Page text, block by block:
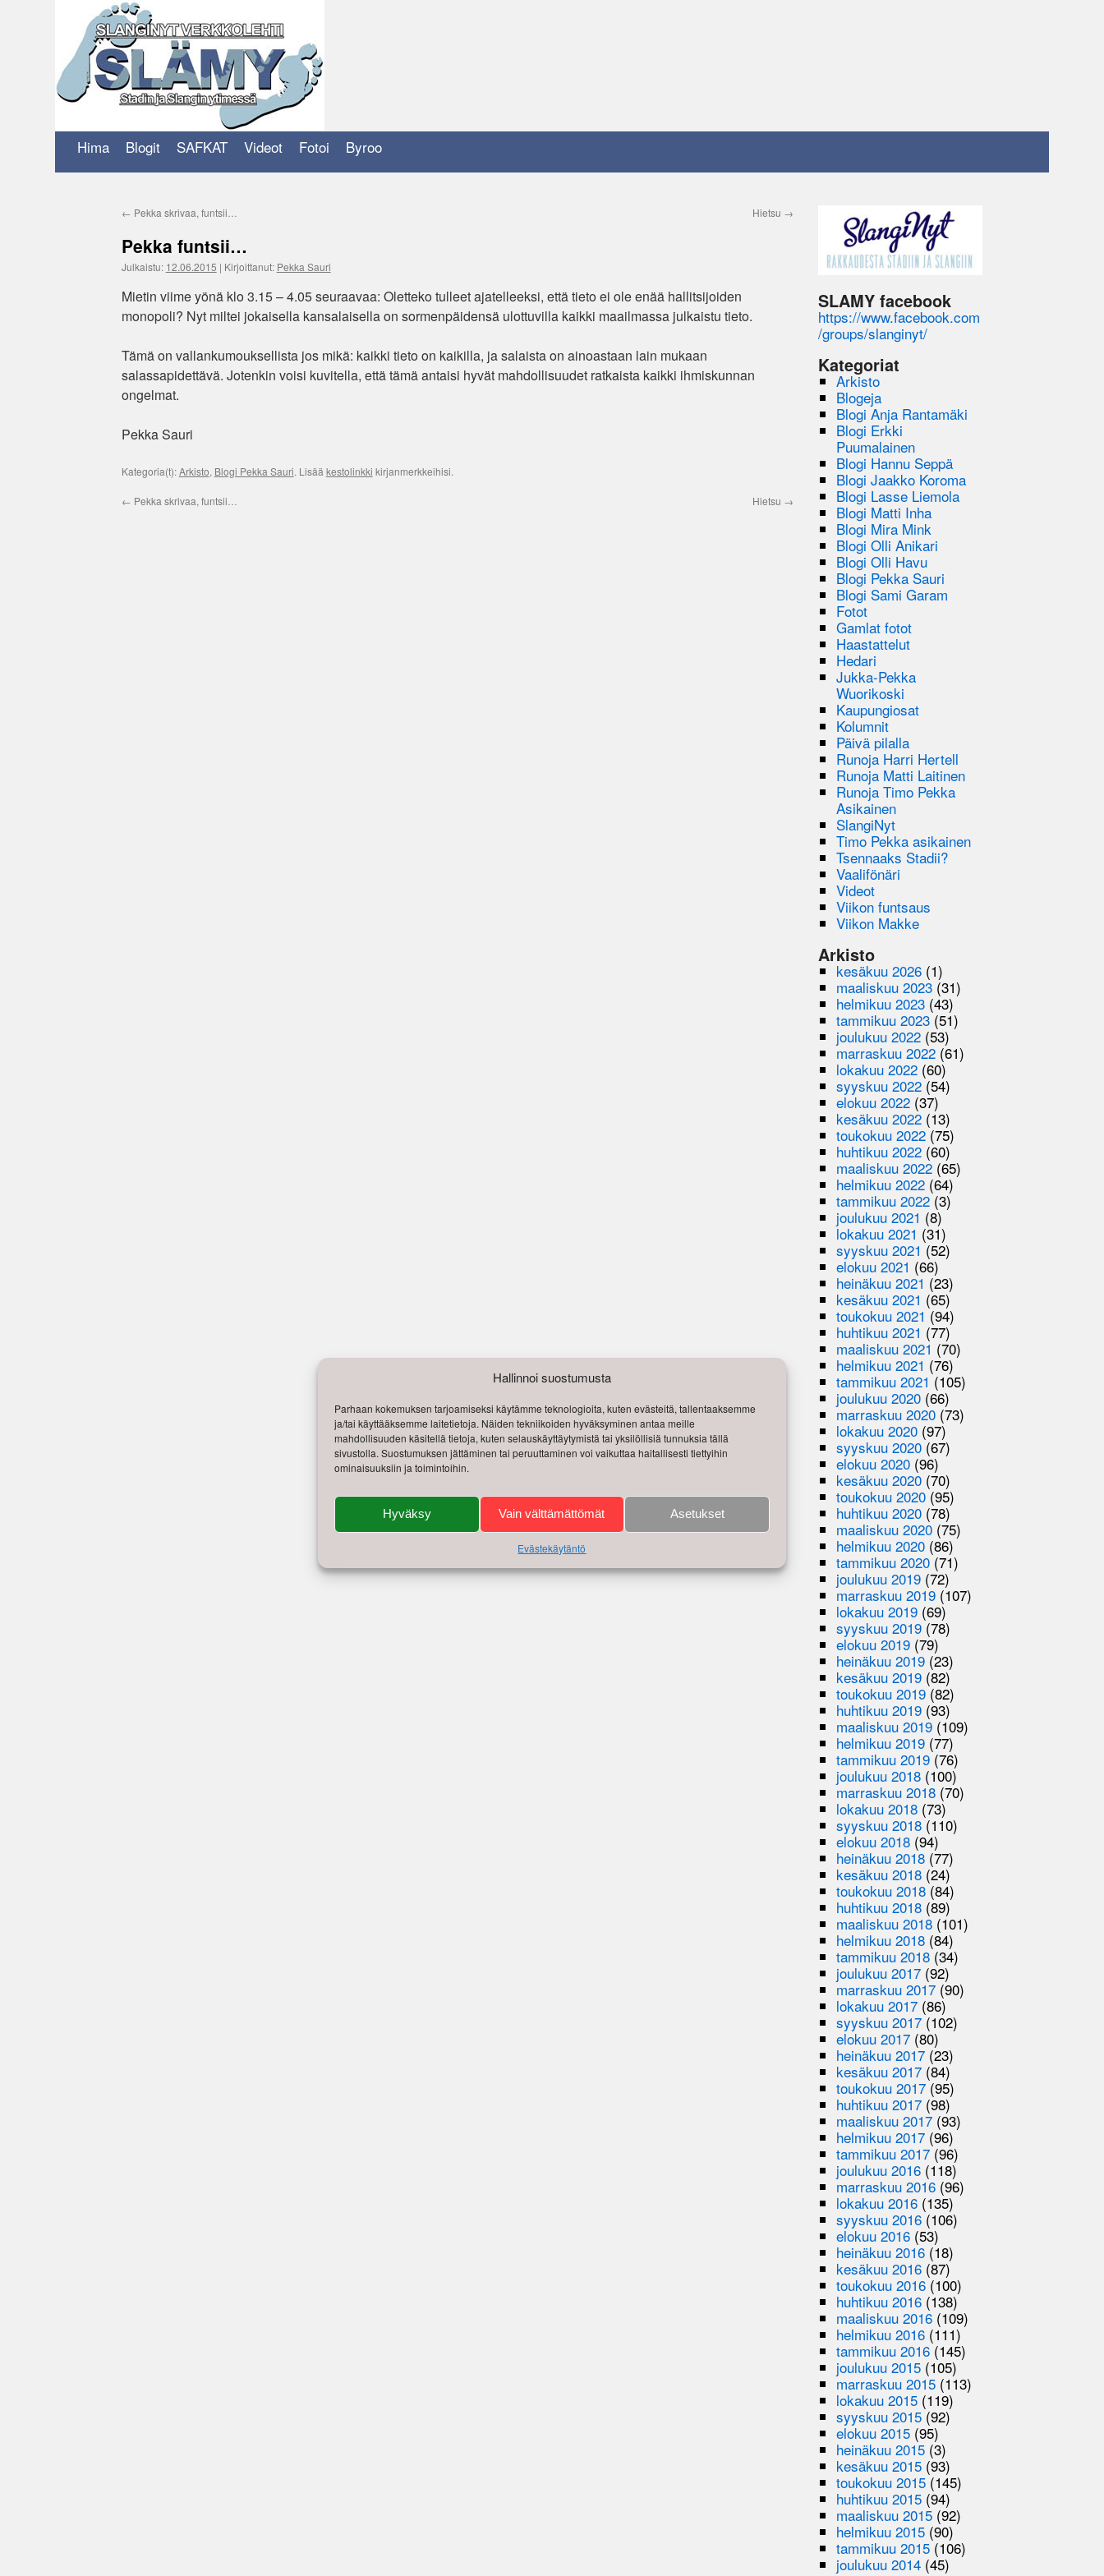
Hallinnoi suostumusta
Parhaan kokemuksen tarjoamiseksi käytämme teknologioita, kuten evästeitä, tallentaaksemme
ja/tai käyttääksemme laitetietoja. Näiden tekniikoiden hyväksyminen antaa meille
mahdollisuuden käsitellä tietoja, kuten selauskäyttäytymistä tai yksilöllisiä tunnuksia tällä
sivustolla. Suostumuksen jättäminen tai peruuttaminen voi vaikuttaa haitallisesti tiettyihin
ominaisuuksiin ja toimintoihin.
Hyväksy Vain välttämättömät Asetukset
Evästekäytäntö
Hima Blogit SAFKAT Videot Fotoi Byroo
← Pekka skrivaa, funtsii… Hietsu →
Pekka funtsii…
Julkaistu: 12.06.2015 | Kirjoittanut: Pekka Sauri
Mietin viime yönä klo 3.15 – 4.05 seuraavaa: Oletteko tulleet ajatelleeksi, että tieto ei ole enää hallitsijoiden
monopoli? Nyt miltei jokaisella kansalaisella on sormenpäidensä ulottuvilla kaikki maailmassa julkaistu tieto.
Tämä on vallankumouksellista jos mikä: kaikki tieto on kaikilla, ja salaista on ainoastaan lain mukaan
salassapidettävä. Jotenkin voisi kuvitella, että tämä antaisi hyvät mahdollisuudet ratkaista kaikki ihmiskunnan
ongelmat.
Pekka Sauri
Kategoria(t):Arkisto, Blogi Pekka Sauri. Lisää kestolinkki kirjanmerkkeihisi.
← Pekka skrivaa, funtsii… Hietsu →
SLAMY facebook
https://www.facebook.com
/groups/slanginyt/
Kategoriat
Arkisto
Blogeja
Blogi Anja Rantamäki
Blogi Erkki
Puumalainen
Blogi Hannu Seppä
Blogi Jaakko Koroma
Blogi Lasse Liemola
Blogi Matti Inha
Blogi Mira Mink
Blogi Olli Anikari
Blogi Olli Havu
Blogi Pekka Sauri
Blogi Sami Garam
Fotot
Gamlat fotot
Haastattelut
Hedari
Jukka-Pekka
Wuorikoski
Kaupungiosat
Kolumnit
Päivä pilalla
Runoja Harri Hertell
Runoja Matti Laitinen
Runoja Timo Pekka
Asikainen
SlangiNyt
Timo Pekka asikainen
Tsennaaks Stadii?
Vaalifönäri
Videot
Viikon funtsaus
Viikon Makke
Arkisto
kesäkuu 2026 (1)
maaliskuu 2023 (31)
helmikuu 2023 (43)
tammikuu 2023(51)
joulukuu 2022 (53)
marraskuu 2022 (61)
lokakuu 2022 (60)
syyskuu 2022(54)
elokuu 2022 (37)
kesäkuu 2022 (13)
toukokuu 2022(75)
huhtikuu 2022 (60)
maaliskuu 2022 (65)
helmikuu 2022 (64)
tammikuu 2022(3)
joulukuu 2021 (8)
lokakuu 2021 (31)
syyskuu 2021 (52)
elokuu 2021 (66)
heinäkuu 2021 (23)
kesäkuu 2021 (65)
toukokuu 2021 (94)
huhtikuu 2021 (77)
maaliskuu 2021 (70)
helmikuu 2021 (76)
tammikuu 2021 (105)
joulukuu 2020 (66)
marraskuu 2020 (73)
lokakuu 2020 (97)
syyskuu 2020(67)
elokuu 2020 (96)
kesäkuu 2020 (70)
toukokuu 2020(95)
huhtikuu 2020 (78)
maaliskuu 2020 (75)
helmikuu 2020 (86)
tammikuu 2020(71)
joulukuu 2019 (72)
marraskuu 2019 (107)
lokakuu 2019 (69)
syyskuu 2019(78)
elokuu 2019 (79)
heinäkuu 2019 (23)
kesäkuu 2019 (82)
toukokuu 2019(82)
huhtikuu 2019 (93)
maaliskuu 2019 (109)
helmikuu 2019 (77)
tammikuu 2019(76)
joulukuu 2018 (100)
marraskuu 2018 (70)
lokakuu 2018 (73)
syyskuu 2018(110)
elokuu 2018 (94)
heinäkuu 2018 (77)
kesäkuu 2018 (24)
toukokuu 2018(84)
huhtikuu 2018 (89)
maaliskuu 2018 (101)
helmikuu 2018 (84)
tammikuu 2018(34)
joulukuu 2017 (92)
marraskuu 2017 (90)
lokakuu 2017 (86)
syyskuu 2017(102)
elokuu 2017 (80)
heinäkuu 2017 (23)
kesäkuu 2017 (84)
toukokuu 2017(95)
huhtikuu 2017 (98)
maaliskuu 2017 (93)
helmikuu 2017 (96)
tammikuu 2017(96)
joulukuu 2016 (118)
marraskuu 2016 (96)
lokakuu 2016 (135)
syyskuu 2016(106)
elokuu 2016 (53)
heinäkuu 2016 (18)
kesäkuu 2016 (87)
toukokuu 2016(100)
huhtikuu 2016 (138)
maaliskuu 2016 (109)
helmikuu 2016 (111)
tammikuu 2016(145)
joulukuu 2015 (105)
marraskuu 2015 (113)
lokakuu 2015 (119)
syyskuu 2015(92)
elokuu 2015 (95)
heinäkuu 2015 (3)
kesäkuu 2015 (93)
toukokuu 2015(145)
huhtikuu 2015 (94)
maaliskuu 2015 (92)
helmikuu 2015 (90)
tammikuu 2015(106)
joulukuu 2014 (45)